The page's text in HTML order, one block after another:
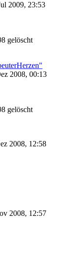
2009, 23:53
gelöscht
2008, 00:13
gelöscht
2008, 12:58
2008, 12:57